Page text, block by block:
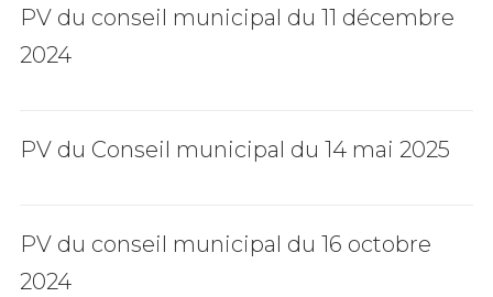
PV du conseil municipal du 11 décembre
2024
PV du Conseil municipal du 14 mai 2025
PV du conseil municipal du 16 octobre
2024